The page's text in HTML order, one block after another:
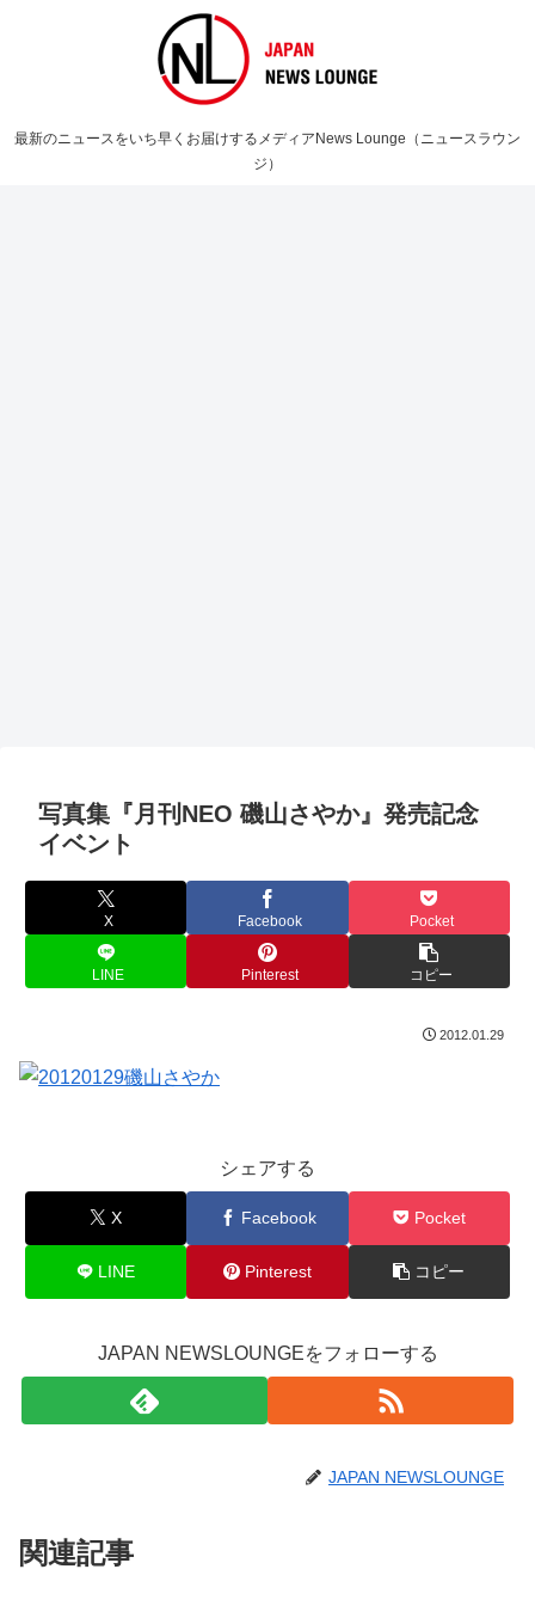
最新のニュースをいち早くお届けするメディアNews Lounge（ニュースラウン
ジ）
写真集『月刊NEO 磯山さやか』発売記念
イベント
X Facebook Pocket
LINE Pinterest コピー
2012.01.29
シェアする
X Facebook Pocket
LINE Pinterest コピー
JAPAN NEWSLOUNGEをフォローする
JAPAN NEWSLOUNGE
関連記事